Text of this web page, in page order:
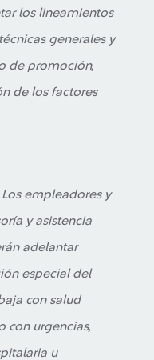
los lineamientos
generales y
de promoción,
de los factores
empleadores y
y asistencia
adelantar
especial del
con salud
con urgencias,
u